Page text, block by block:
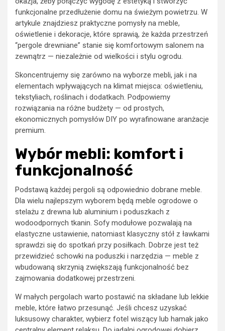
funkcjonalne przedłużenie domu na świeżym powietrzu. W
artykule znajdziesz praktyczne pomysły na meble,
oświetlenie i dekoracje, które sprawią, że każda przestrzeń
“pergole drewniane” stanie się komfortowym salonem na
zewnątrz — niezależnie od wielkości i stylu ogrodu.
Skoncentrujemy się zarówno na wyborze mebli, jak i na
elementach wpływających na klimat miejsca: oświetleniu,
tekstyliach, roślinach i dodatkach. Podpowiemy
rozwiązania na różne budżety — od prostych,
ekonomicznych pomysłów DIY po wyrafinowane aranżacje
premium.
Wybór mebli: komfort i
funkcjonalność
Podstawą każdej pergoli są odpowiednio dobrane meble.
Dla wielu najlepszym wyborem będą meble ogrodowe o
stelażu z drewna lub aluminium i poduszkach z
wodoodpornych tkanin. Sofy modułowe pozwalają na
elastyczne ustawienie, natomiast klasyczny stół z ławkami
sprawdzi się do spotkań przy posiłkach. Dobrze jest też
przewidzieć schowki na poduszki i narzędzia — meble z
wbudowaną skrzynią zwiększają funkcjonalność bez
zajmowania dodatkowej przestrzeni.
W małych pergolach warto postawić na składane lub lekkie
meble, które łatwo przesunąć. Jeśli chcesz uzyskać
luksusowy charakter, wybierz fotel wiszący lub hamak jako